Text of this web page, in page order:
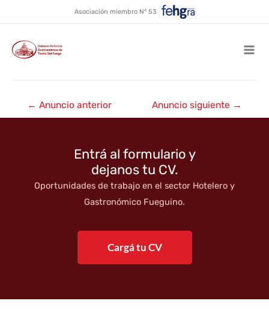
contenido
Asociación miembro N° 53
Alquiler temporario María
Navegación
de
← Anuncio anterior Anuncio siguiente →
Entrá al formulario y
dejanos tu CV.
Oportunidades de trabajo en el sector Hotelero y
Gastronómico Fueguino.
Cargá tu CV